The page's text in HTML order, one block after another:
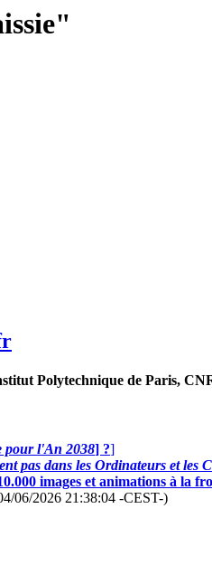
Polytechnique de Paris,
pour l'An 2038] ?]
pas dans les Ordinateurs et les
images et animations à la
06/2026 21:38:04 -CEST-)